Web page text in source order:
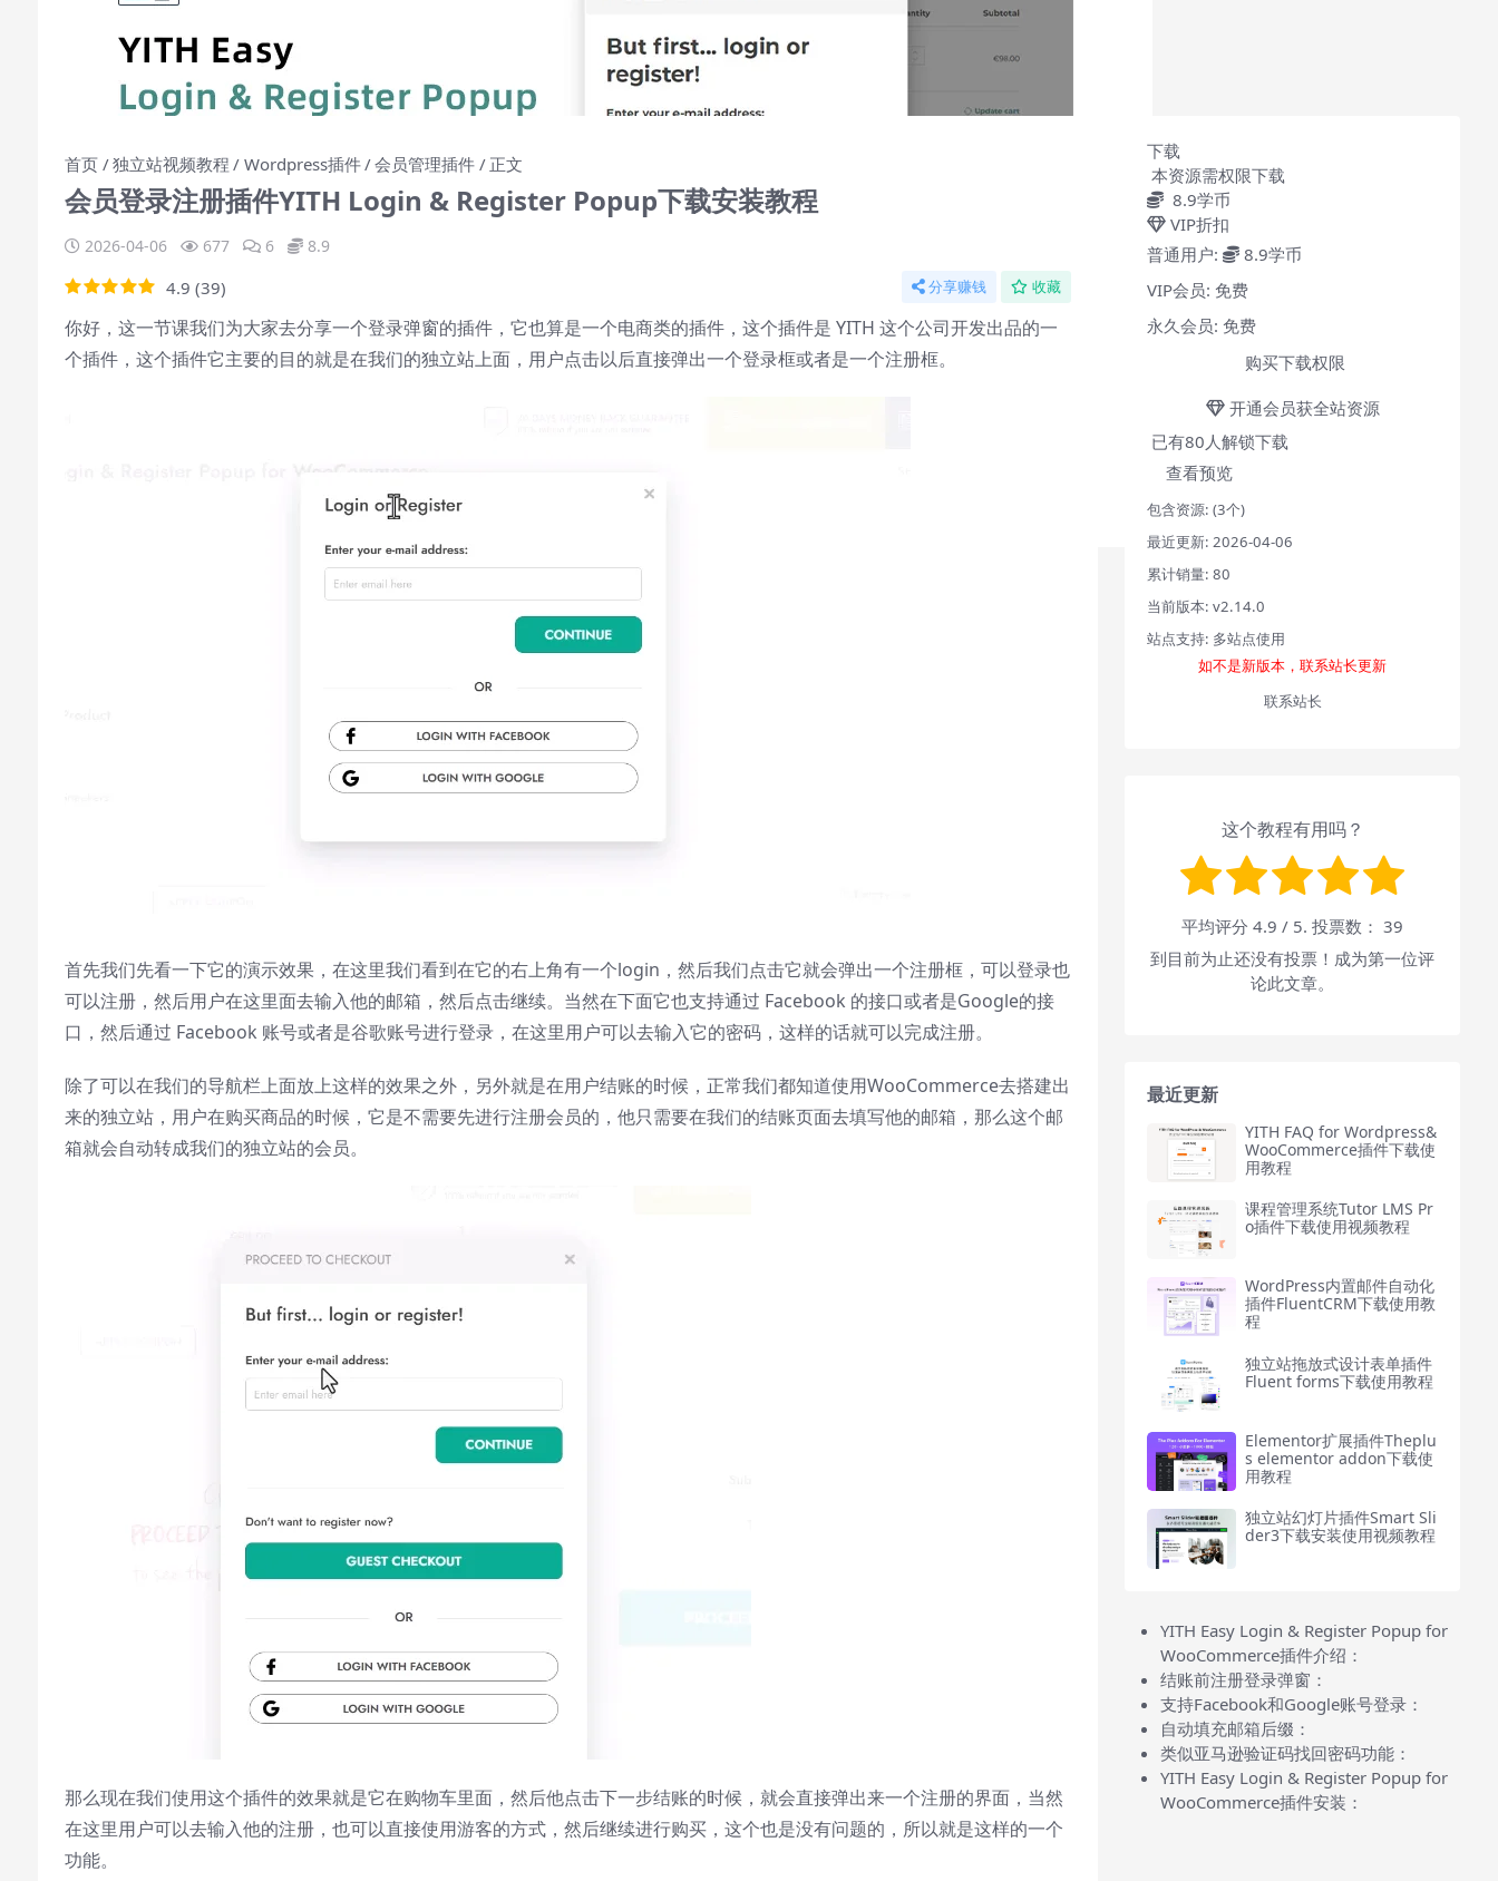
Duration 0:00
Loaded:0%
Stream TypeLIVE
Seek to live, currently behind liveLIVE
1x
Playback Rate
Descriptions
, opens subtitles
settings dialog
, selected
This is a modal window.
Beginning of dialog window. Escape will
Transparency
Window
Color
2
首页 独立站视频教程 Wordpress插件 会员管理插件 正文
会员登录注册插件YITH Login & Register Popup下载安装教程
2026-04-06 677 6 8.9
4.9 (39) 分享赚钱 收藏
你好，这一节课我们为大家去分享一个登录弹窗的插件，它也算是一个电商类的插件，这个插件是 YITH 这个公司开发出品的一
个插件，这个插件它主要的目的就是在我们的独立站上面，用户点击以后直接弹出一个登录框或者是一个注册框。
首先我们先看一下它的演示效果，在这里我们看到在它的右上角有一个login，然后我们点击它就会弹出一个注册框，可以登录也
可以注册，然后用户在这里面去输入他的邮箱，然后点击继续。当然在下面它也支持通过 Facebook 的接口或者是Google的接
口，然后通过 Facebook 账号或者是谷歌账号进行登录，在这里用户可以去输入它的密码，这样的话就可以完成注册。
除了可以在我们的导航栏上面放上这样的效果之外，另外就是在用户结账的时候，正常我们都知道使用WooCommerce去搭建出
来的独立站，用户在购买商品的时候，它是不需要先进行注册会员的，他只需要在我们的结账页面去填写他的邮箱，那么这个邮
箱就会自动转成我们的独立站的会员。
那么现在我们使用这个插件的效果就是它在购物车里面，然后他点击下一步结账的时候，就会直接弹出来一个注册的界面，当然
在这里用户可以去输入他的注册，也可以直接使用游客的方式，然后继续进行购买，这个也是没有问题的，所以就是这样的一个
功能。
下载
本资源需权限下载
8.9学币
VIP折扣
普通用户:
8.9学币
VIP会员: 免费
永久会员: 免费
购买下载权限
开通会员获全站资源
已有80 人解锁下载
查看预览
包含资源: (3个)
最近更新: 2026-04-06
累计销量: 80
当前版本: v2.14.0
站点支持: 多站点使用
如不是新版本，联系站长更新
联系站长
这个教程有用吗？
平均评分 4.9 / 5. 投票数： 39
到目前为止还没有投票！成为第一位评
论此文章。
最近更新
YITH FAQ for Wordpress&
WooCommerce插件下载使
用教程
课程管理系统Tutor LMS Pr
o插件下载使用视频教程
WordPress内置邮件自动化
插件FluentCRM下载使用教
程
独立站拖放式设计表单插件
Fluent forms下载使用教程
Elementor扩展插件Theplu
s elementor addon下载使
用教程
独立站幻灯片插件Smart Sli
der3下载安装使用视频教程
YITH Easy Login & Register Popup for
WooCommerce插件介绍：
结账前注册登录弹窗：
支持Facebook和Google账号登录：
自动填充邮箱后缀：
类似亚马逊验证码找回密码功能：
YITH Easy Login & Register Popup for
WooCommerce插件安装：